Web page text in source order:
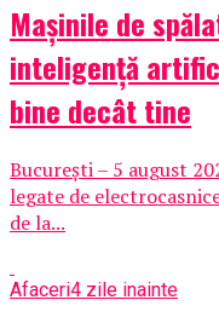
Mașinile de
inteligență
bine decât tine
București – 5 august
legate de
de la...
Afaceri4 zile inainte